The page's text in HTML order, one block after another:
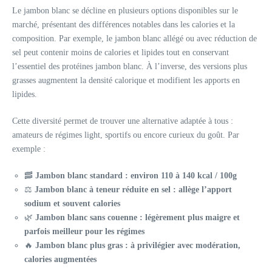
Le jambon blanc se décline en plusieurs options disponibles sur le
marché, présentant des différences notables dans les calories et la
composition. Par exemple, le jambon blanc allégé ou avec réduction de
sel peut contenir moins de calories et lipides tout en conservant
l’essentiel des protéines jambon blanc. À l’inverse, des versions plus
grasses augmentent la densité calorique et modifient les apports en
lipides.
Cette diversité permet de trouver une alternative adaptée à tous :
amateurs de régimes light, sportifs ou encore curieux du goût. Par
exemple :
🥓 Jambon blanc standard : environ 110 à 140 kcal / 100g
⚖️ Jambon blanc à teneur réduite en sel : allège l’apport
sodium et souvent calories
🌿 Jambon blanc sans couenne : légèrement plus maigre et
parfois meilleur pour les régimes
🔥 Jambon blanc plus gras : à privilégier avec modération,
calories augmentées